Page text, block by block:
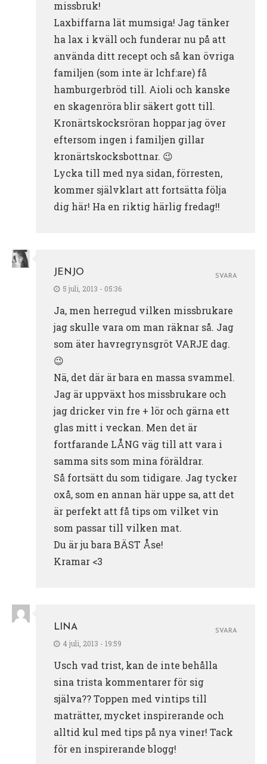
missbruk!
Laxbiffarna lät mumsiga! Jag tänker
ha lax i kväll och funderar nu på att
använda ditt recept och så kan övriga
familjen (som inte är lchf:are) få
hamburgerbröd till. Aioli och kanske
en skagenröra blir säkert gott till.
Kronärtskocksröran hoppar jag över
eftersom ingen i familjen gillar
kronärtskocksbottnar. 😉
Lycka till med nya sidan, förresten,
kommer självklart att fortsätta följa
dig här! Ha en riktig härlig fredag!!
JENJO
5 juli, 2013 - 05:36
Ja, men herregud vilken missbrukare
jag skulle vara om man räknar så. Jag
som äter havregrynsgröt VARJE dag.
😉
Nä, det där är bara en massa svammel.
Jag är uppväxt hos missbrukare och
jag dricker vin fre + lör och gärna ett
glas mitt i veckan. Men det är
fortfarande LÅNG väg till att vara i
samma sits som mina föräldrar.
Så fortsätt du som tidigare. Jag tycker
oxå, som en annan här uppe sa, att det
är perfekt att få tips om vilket vin
som passar till vilken mat.
Du är ju bara BÄST Åse!
Kramar <3
SVARA
LINA
4 juli, 2013 - 19:59
Usch vad trist, kan de inte behålla
sina trista kommentarer för sig
själva?? Toppen med vintips till
maträtter, mycket inspirerande och
alltid kul med tips på nya viner! Tack
för en inspirerande blogg!
SVARA